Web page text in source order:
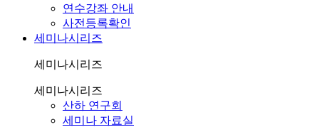
연수강좌 안내
사전등록확인
세미나시리즈
세미나시리즈
세미나시리즈
산하 연구회
세미나 자료실